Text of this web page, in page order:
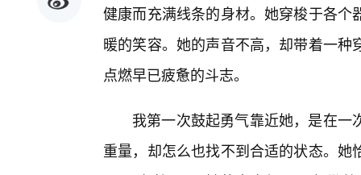
健康而充满线条的身材。她穿梭于各
暖的笑容。她的声音不高，却带着一
点燃早已疲惫的斗志。
我第一次鼓起勇气靠近她，是在
重量，却怎么也找不到合适的状态。